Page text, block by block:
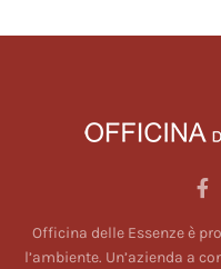
Officina delle Essenze è
l’ambiente. Un’azienda a